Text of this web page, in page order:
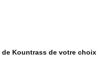
Kountrass de votre choix